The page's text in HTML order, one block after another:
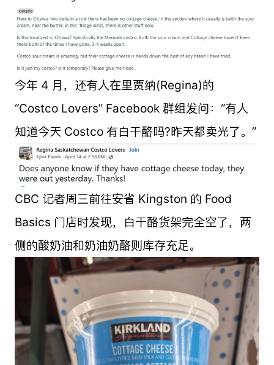
今年 4 月，还有人在里贾纳(Regina)的
“Costco Lovers” Facebook 群组发问：“有人
知道今天 Costco 有白干酪吗?昨天都卖光了。”
CBC 记者周三前往安省 Kingston 的 Food
Basics 门店时发现，白干酪货架完全空了，两
侧的酸奶油和奶油奶酪则库存充足。